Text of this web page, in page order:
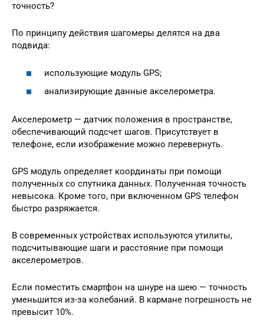
точность?
По принципу действия шагомеры делятся на два
подвида:
использующие модуль GPS;
анализирующие данные акселерометра.
Акселерометр — датчик положения в пространстве,
обеспечивающий подсчет шагов. Присутствует в
телефоне, если изображение можно перевернуть.
GPS модуль определяет координаты при помощи
полученных со спутника данных. Полученная точность
невысока. Кроме того, при включенном GPS телефон
быстро разряжается.
В современных устройствах используются утилиты,
подсчитывающие шаги и расстояние при помощи
акселерометров.
Если поместить смартфон на шнуре на шею — точность
уменьшится из-за колебаний. В кармане погрешность не
превысит 10%.